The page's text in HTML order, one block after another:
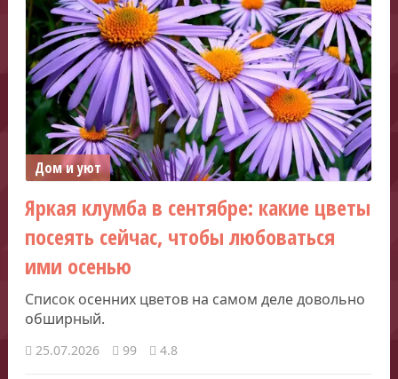
Дом и уют
Яркая клумба в сентябре: какие цветы
посеять сейчас, чтобы любоваться
ими осенью
Список осенних цветов на самом деле довольно
обширный.
25.07.2026 99 4.8